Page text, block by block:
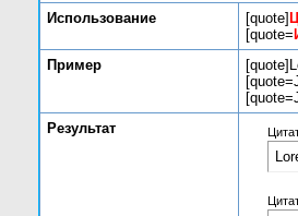
Использование [quote]
[quote=
Пример
Результат